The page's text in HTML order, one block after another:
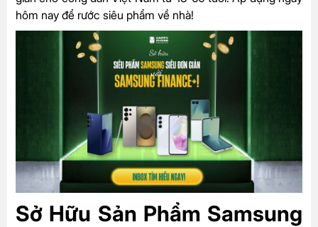
hôm nay để rước siêu phẩm về nhà!
Sở Hữu Sản Phẩm Samsung